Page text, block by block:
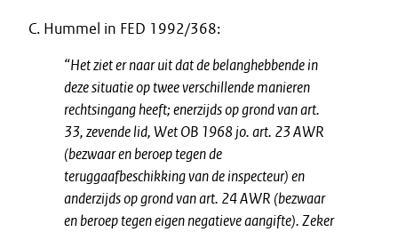
C. Hummel in FED 1992/368:
“Het ziet er naar uit dat de belanghebbende in
deze situatie op twee verschillende manieren
rechtsingang heeft; enerzijds op grond van art.
33, zevende lid, Wet OB 1968 jo. art. 23 AWR
(bezwaar en beroep tegen de
teruggaafbeschikking van de inspecteur) en
anderzijds op grond van art. 24 AWR (bezwaar
en beroep tegen eigen negatieve aangifte). Zeker